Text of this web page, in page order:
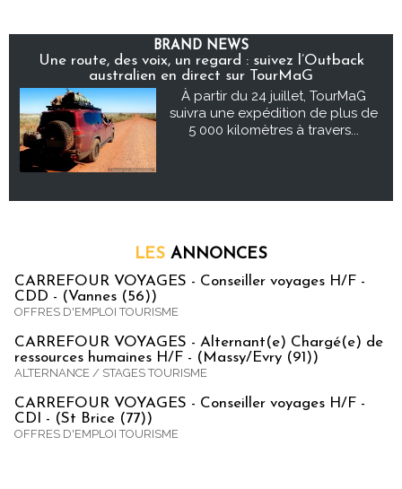
BRAND NEWS
Une route, des voix, un regard : suivez l’Outback
australien en direct sur TourMaG
À partir du 24 juillet, TourMaG
suivra une expédition de plus de
5 000 kilomètres à travers...
LES ANNONCES
CARREFOUR VOYAGES - Conseiller voyages H/F -
CDD - (Vannes (56))
OFFRES D'EMPLOI TOURISME
CARREFOUR VOYAGES - Alternant(e) Chargé(e) de
ressources humaines H/F - (Massy/Evry (91))
ALTERNANCE / STAGES TOURISME
CARREFOUR VOYAGES - Conseiller voyages H/F -
CDI - (St Brice (77))
OFFRES D'EMPLOI TOURISME